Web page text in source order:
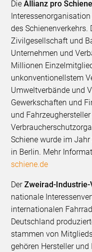
DieAllianz pro Schiene
des
Zivilgesellschaft und
Unternehmen und
Millionen
unkonventionellstem
Umweltverbände und
Gewerkschaften und
und
Schiene wurde im
in Berlin. Mehr
schiene.de
DerZweirad-Industrie-
nationale
internationalen
Deutschland
stammen von
gehören Hersteller